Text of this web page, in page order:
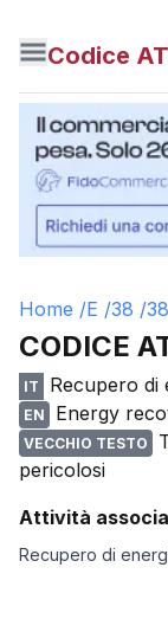
Codice
Home /E /38 /
CODICE
IT Recupero di
EN Energy
VECCHIO TESTO
pericolosi
Attività
Recupero di